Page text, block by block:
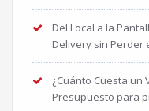
Del Local a la
Delivery sin Perder
¿Cuánto Cuesta un
Presupuesto para